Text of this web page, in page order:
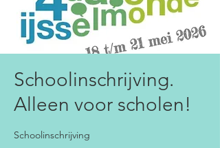
Schoolinschrijving.
Alleen voor scholen!
Schoolinschrijving